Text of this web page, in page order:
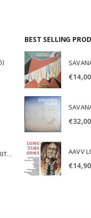
CAMISASCA JURI & ROSARIO DI BELLA - SPIRITUALITY
BEST SELLING
€14,00
€32,00
€14,90